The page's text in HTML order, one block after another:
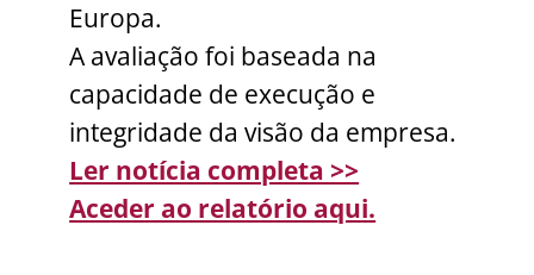
Europa.
A avaliação foi baseada na
capacidade de execução e
integridade da visão da empresa.
Ler notícia completa >>
Aceder ao relatório aqui.